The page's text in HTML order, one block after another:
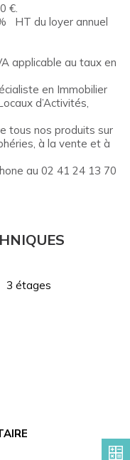
€.
HT du loyer annuel
applicable au taux en
en Immobilier
d’Activités,
tous nos produits sur
à la vente et à
au 02 41 24 13 70
3 étages